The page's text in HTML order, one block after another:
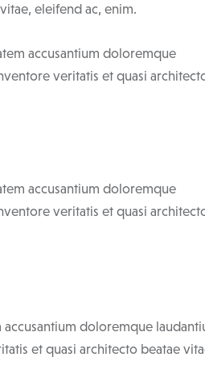
eleifend ac, enim.
accusantium doloremque
veritatis et quasi
accusantium doloremque
veritatis et quasi
doloremque
et quasi architecto beatae